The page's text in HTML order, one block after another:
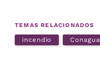
TEMAS RELACIONADOS
incendio Conagua